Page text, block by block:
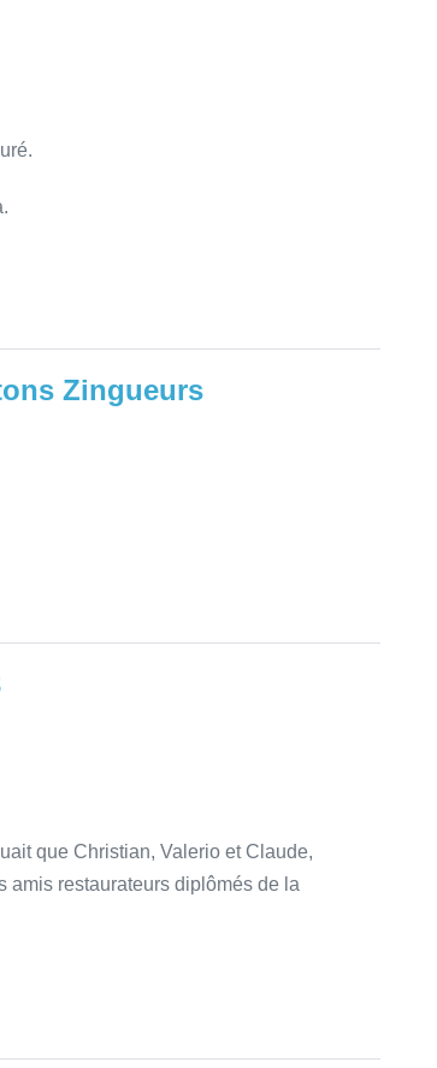
Zingueurs
que Christian, Valerio et Claude,
restaurateurs diplômés de la